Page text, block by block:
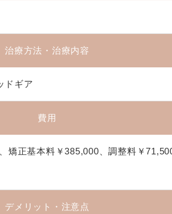
治療方法・治療内容
ドギア
費用
矯正基本料￥385,000、調整料￥
デメリット・注意点